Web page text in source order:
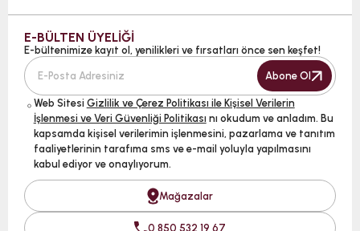
E-BÜLTEN ÜYELİĞİ
E-bültenimize kayıt ol, yenilikleri ve fırsatları önce sen keşfet!
Abone Ol
Web Sitesi Gizlilik ve Çerez Politikası ile Kişisel Verilerin
İşlenmesi ve Veri Güvenliği Politikası nı okudum ve anladım. Bu
kapsamda kişisel verilerimin işlenmesini, pazarlama ve tanıtım
faaliyetlerinin tarafıma sms ve e-mail yoluyla yapılmasını
kabul ediyor ve onaylıyorum.
Mağazalar
0 850 532 19 67